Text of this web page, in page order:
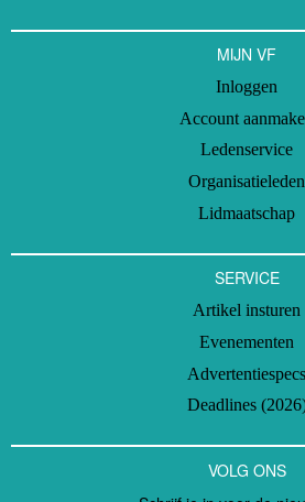
MIJN VF
Inloggen
Account
Ledenservice
Organisatieleden
Lidmaatschap
SERVICE
Artikel insturen
Evenementen
Advertentiespecs
Deadlines
VOLG ONS